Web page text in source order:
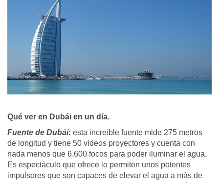
Qué ver en Dubái en un día.
Fuente de Dubái: esta increíble fuente mide 275 metros
de longitud y tiene 50 videos proyectores y cuenta con
nada menos que 6.600 focos para poder iluminar el agua.
Es espectáculo que ofrece lo permiten unos potentes
impulsores que son capaces de elevar el agua a más de